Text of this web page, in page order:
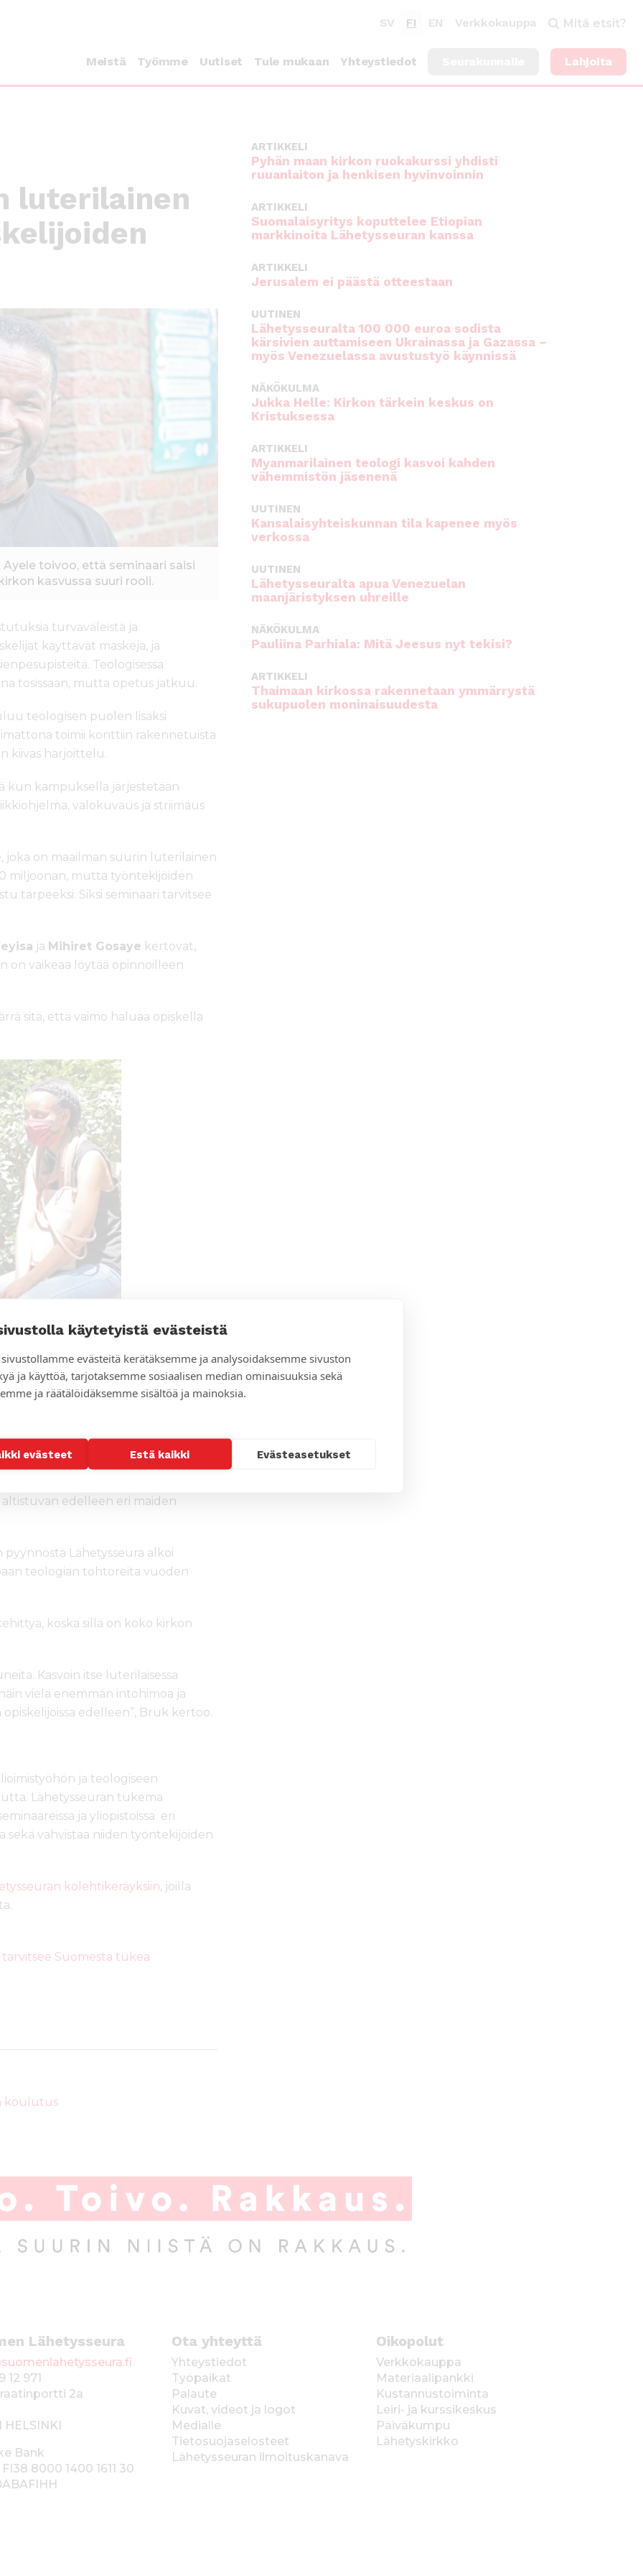
käytetyistä evästeistä
evästeitä kerätäksemme ja analysoidaksemme sivuston
ja käyttöä, tarjotaksemme sosiaalisen median ominaisuuksia sekä
ja räätälöidäksemme sisältöä ja mainoksia.
evästeet Estä kaikki Evästeasetukset
SV FI EN Verkkokauppa Mitä etsit?
Meistä Työmme Uutiset Tule mukaan Yhteystiedot Lahjoita
luterilainen
toivoo, että seminaari saisi
kasvussa suuri rooli.
turvaväleistä ja
käyttävät maskeja, ja
Teologisessa
tosissaan, mutta opetus jatkuu.
teologisen puolen lisäksi
toimii konttiin rakennetuista
kiivas harjoittelu.
kun kampuksella järjestetään
valokuvaus ja striimaus
joka on maailman suurin luterilainen
miljoonan, mutta työntekijöiden
tarpeeksi. Siksi seminaari tarvitsee
ja Mihiret Gosaye kertovat,
on vaikeaa löytää opinnoilleen
sitä, että vaimo haluaa opiskella
tukea
luokkansa
seminaarissa
Nyt se on täysin
edelleen eri maiden
Lähetysseura alkoi
teologian tohtoreita vuoden
koska sillä on koko kirkon
Kasvoin itse luterilaisessa
vielä enemmän intohimoa ja
edelleen”, Bruk kertoo.
ja teologiseen
Lähetysseuran tukema
ja yliopistoissa eri
vahvistaa niiden työntekijöiden
kolehtikeräyksiin, joilla
tarvitsee Suomesta tukea
koulutus
ARTIKKELI
Pyhän maan kirkon ruokakurssi yhdisti
ruuanlaiton ja henkisen hyvinvoinnin
ARTIKKELI
Suomalaisyritys koputtelee Etiopian
markkinoita Lähetysseuran kanssa
ARTIKKELI
Jerusalem ei päästä otteestaan
UUTINEN
Lähetysseuralta 100 000 euroa sodista
kärsivien auttamiseen Ukrainassa ja Gazassa –
myös Venezuelassa avustustyö käynnissä
NÄKÖKULMA
Jukka Helle: Kirkon tärkein keskus on
Kristuksessa
ARTIKKELI
Myanmarilainen teologi kasvoi kahden
vähemmistön jäsenenä
UUTINEN
Kansalaisyhteiskunnan tila kapenee myös
verkossa
UUTINEN
Lähetysseuralta apua Venezuelan
maanjäristyksen uhreille
NÄKÖKULMA
Pauliina Parhiala: Mitä Jeesus nyt tekisi?
ARTIKKELI
Thaimaan kirkossa rakennetaan ymmärrystä
sukupuolen moninaisuudesta
Lähetysseura
12 971
2a
HELSINKI
Bank
FI38 8000 1400 1611 30
Ota yhteyttä
Yhteystiedot
Työpaikat
Palaute
Kuvat, videot ja logot
Medialle
Tietosuojaselosteet
Lähetysseuran ilmoituskanava
Oikopolut
Verkkokauppa
Materiaalipankki
Kustannustoiminta
Leiri- ja kurssikeskus
Päiväkumpu
Lähetyskirkko